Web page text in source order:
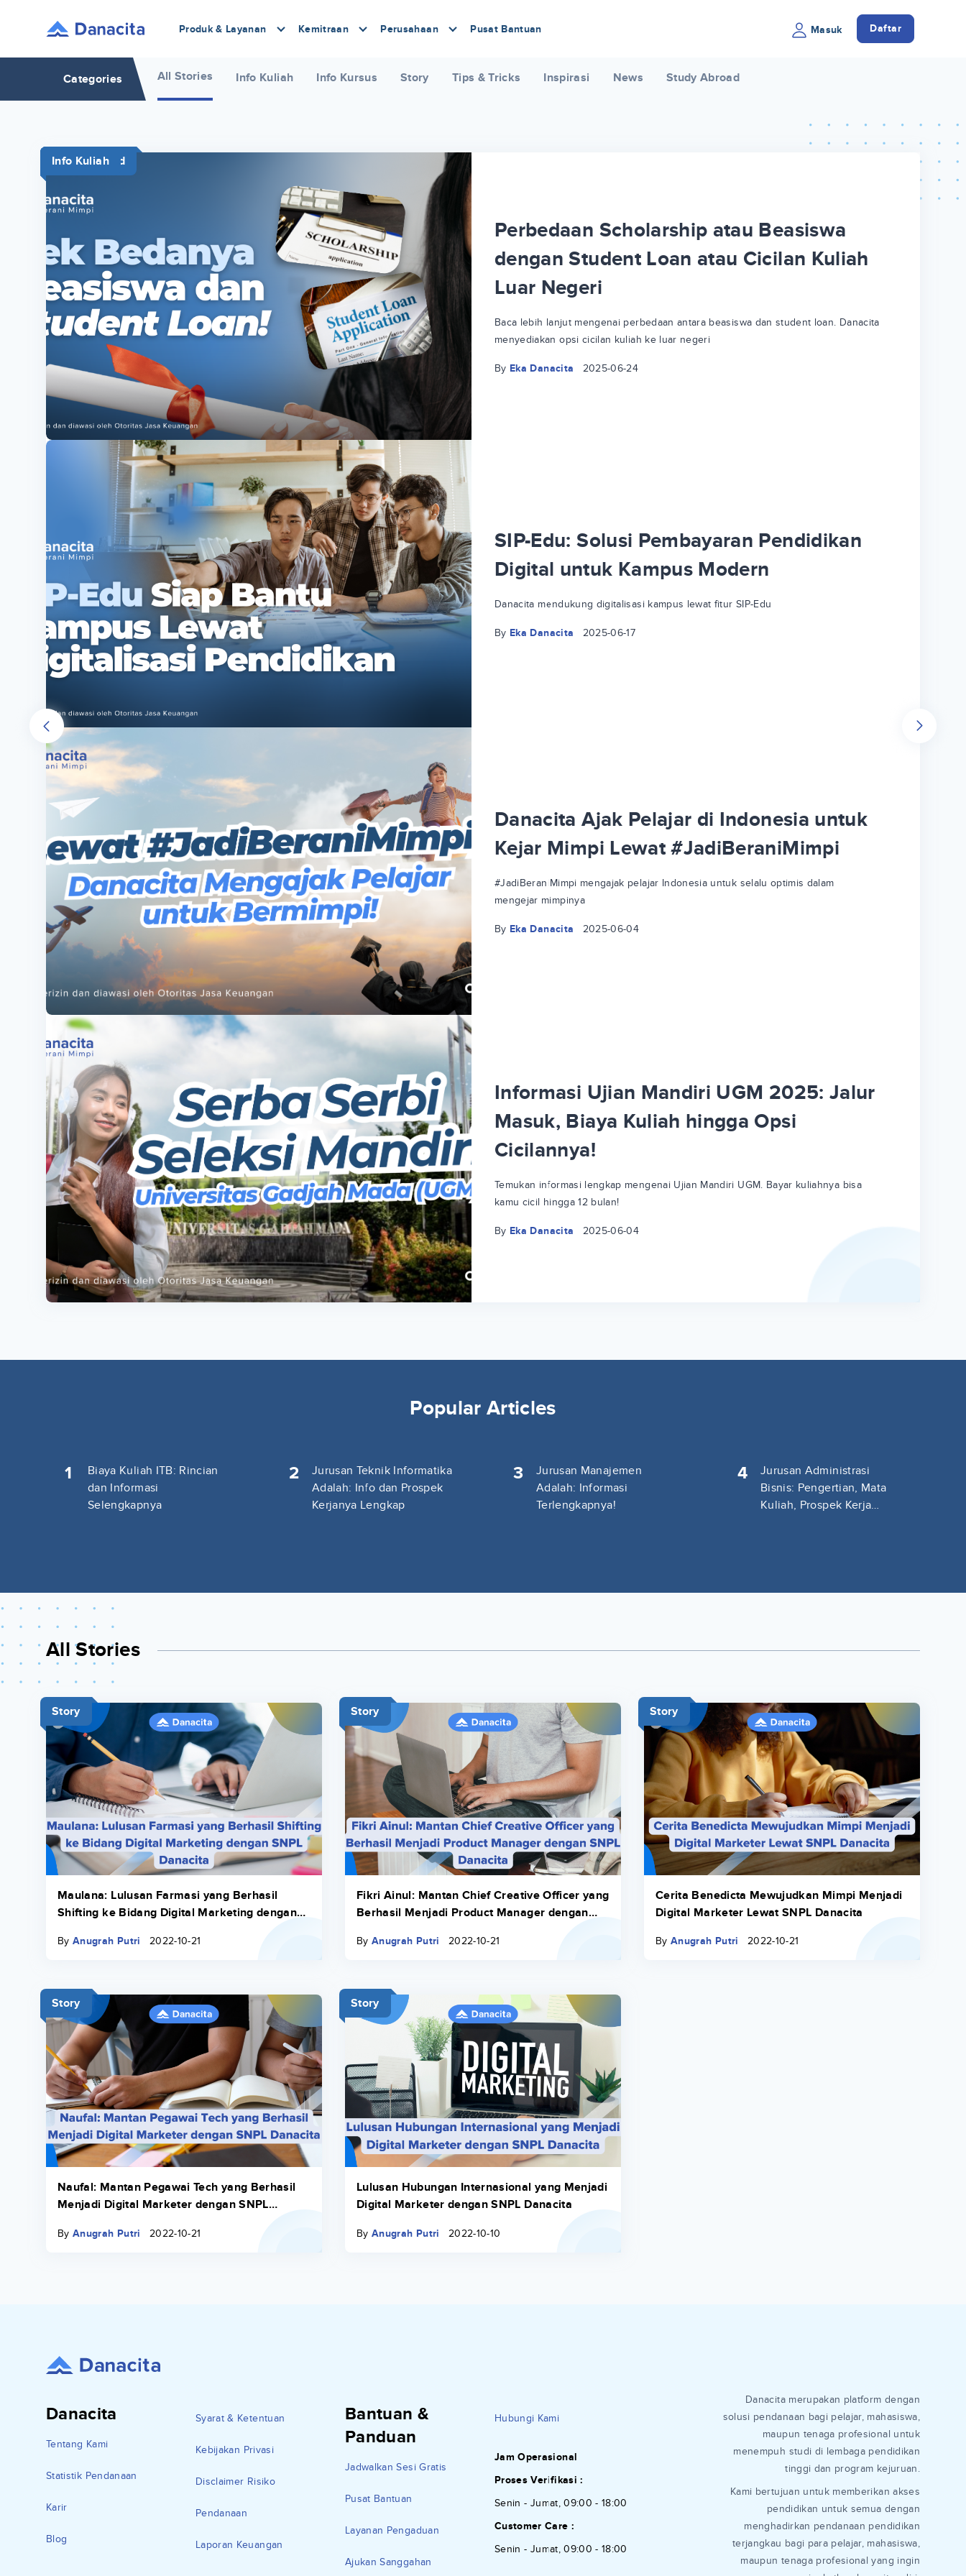
Produk & Layanan Kemitraan Perusahaan Pusat Bantuan Masuk Daftar
Categories All Stories Info Kuliah Info Kursus Story Tips & Tricks Inspirasi News Study Abroad
Study Abroad
Perbedaan Scholarship atau Beasiswa
dengan Student Loan atau Cicilan Kuliah
Luar Negeri
Baca lebih lanjut mengenai perbedaan antara beasiswa dan student loan. Danacita
menyediakan opsi cicilan kuliah ke luar negeri
By Eka Danacita 2025-06-24
News
SIP-Edu: Solusi Pembayaran Pendidikan
Digital untuk Kampus Modern
Danacita mendukung digitalisasi kampus lewat fitur SIP-Edu
By Eka Danacita 2025-06-17
News
Danacita Ajak Pelajar di Indonesia untuk
Kejar Mimpi Lewat #JadiBeraniMimpi
#JadiBeraniMimpi mengajak pelajar Indonesia untuk selalu optimis dalam
mengejar mimpinya
By Eka Danacita 2025-06-04
Info Kuliah
Informasi Ujian Mandiri UGM 2025: Jalur
Masuk, Biaya Kuliah hingga Opsi
Cicilannya!
Temukan informasi lengkap mengenai Ujian Mandiri UGM. Bayar kuliahnya bisa
kamu cicil hingga 12 bulan!
By Eka Danacita 2025-06-04
Popular Articles
1
Biaya Kuliah ITB: Rincian
dan Informasi
Selengkapnya
2
Jurusan Teknik Informatika
Adalah: Info dan Prospek
Kerjanya Lengkap
3
Jurusan Manajemen
Adalah: Informasi
Terlengkapnya!
4
Jurusan Administrasi
Bisnis: Pengertian, Mata
Kuliah, Prospek Kerja
All Stories
Story
Maulana: Lulusan Farmasi yang Berhasil
Shifting ke Bidang Digital Marketing dengan
By Anugrah Putri 2022-10-21
Story
Fikri Ainul: Mantan Chief Creative Officer yang
Berhasil Menjadi Product Manager dengan
By Anugrah Putri 2022-10-21
Story
Cerita Benedicta Mewujudkan Mimpi Menjadi
Digital Marketer Lewat SNPL Danacita
By Anugrah Putri 2022-10-21
Story
Naufal: Mantan Pegawai Tech yang Berhasil
Menjadi Digital Marketer dengan SNPL
By Anugrah Putri 2022-10-21
Story
Lulusan Hubungan Internasional yang Menjadi
Digital Marketer dengan SNPL Danacita
By Anugrah Putri 2022-10-10
Danacita
Tentang Kami
Statistik Pendanaan
Karir
Blog
Syarat & Ketentuan
Kebijakan Privasi
Disclaimer Risiko
Pendanaan
Laporan Keuangan
Bantuan &
Panduan
Jadwalkan Sesi Gratis
Pusat Bantuan
Layanan Pengaduan
Ajukan Sanggahan
Hubungi Kami
Jam Operasional
Proses Verifikasi :
Senin - Jumat, 09:00 - 18:00
Customer Care :
Senin - Jumat, 09:00 - 18:00
Danacita merupakan platform dengan
solusi pendanaan bagi pelajar, mahasiswa,
maupun tenaga profesional untuk
menempuh studi di lembaga pendidikan
tinggi dan program kejuruan.
Kami bertujuan untuk memberikan akses
pendidikan untuk semua dengan
menghadirkan pendanaan pendidikan
terjangkau bagi para pelajar, mahasiswa,
maupun tenaga profesional yang ingin